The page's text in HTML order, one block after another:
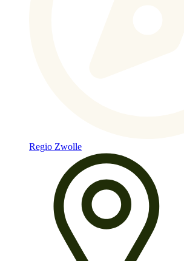
Regio Zwolle